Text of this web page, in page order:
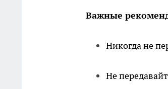
Важные
Никогда не
Не